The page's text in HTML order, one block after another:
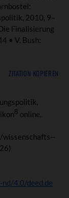
2010, 9–
Finalisierung
• V. Bush:
ZITATION KOPIEREN
8 online,
4.0/deed.de